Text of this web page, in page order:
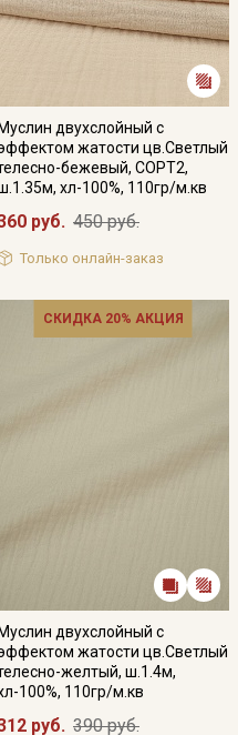
Муслин двухслойный с
жатости цв.Светлый
бежевый, СОРТ2,
хл-100%, 110гр/м.кв
руб. 450 руб.
Только онлайн-заказ
СКИДКА 20% АКЦИЯ
Муслин двухслойный с
жатости цв.Светлый
желтый, ш.1.4м,
100%, 110гр/м.кв
руб. 390 руб.